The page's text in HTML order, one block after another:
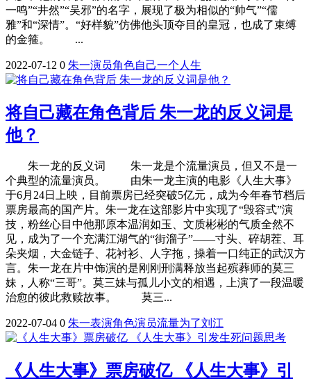
一鸣”“井然”“吴邪”的名字，展现了极为相似的“帅气”“儒
雅”和“深情”。“好样貌”仿佛他头顶夺目的皇冠，也成了束缚
的金箍。 ...
2022-07-12 0 朱一演员角色自己一个 人生
将自己藏在角色背后 朱一龙的反义词是
他？
朱一龙的反义词 朱一龙是个流量演员，但又不是一
个典型的流量演员。 由朱一龙主演的电影《人生大事》
于6月24日上映，目前票房已经突破5亿元，成为今年春节档后
票房最高的国产片。朱一龙在这部影片中实现了“毁容式”演
技，粉丝心目中他那原本温润如玉、文质彬彬的气质全然不
见，成为了一个充满江湖气的“街溜子”——寸头、碎胡茬、耳
朵夹烟，大金链子、花衬衫、人字拖，操着一口纯正的武汉方
言。朱一龙在片中饰演的是刚刚刑满释放当起殡葬师的莫三
妹，人称“三哥”。莫三妹与孤儿小文的相遇，上演了一段温暖
治愈的彼此救赎故事。 莫三...
2022-07-04 0 朱一表演角色演员流量为了刘江
《人生大事》票房破亿 《人生大事》引